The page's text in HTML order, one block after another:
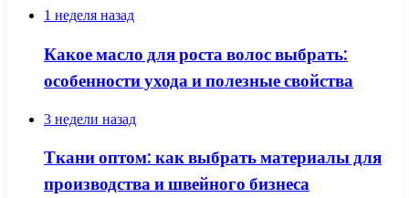
1 неделя назад
Какое масло для роста волос выбрать:
особенности ухода и полезные свойства
3 недели назад
Ткани оптом: как выбрать материалы для
производства и швейного бизнеса